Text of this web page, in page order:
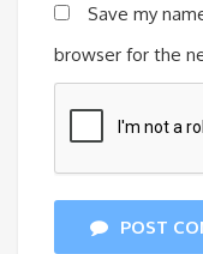
Save my
browser for the
POST